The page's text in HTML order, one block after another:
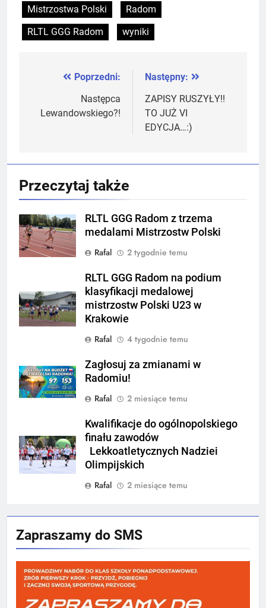
Mistrzostwa Polski
Radom
RLTL GGG Radom
wyniki
NawigacjaPoprzedni:
Następca
Lewandowskiego?!
Następny:
ZAPISY RUSZYŁY!!
TO JUŻ VI
EDYCJA…:)
Przeczytaj także
RLTL GGG Radom z trzema
medalami Mistrzostw Polski
Rafal
2 tygodnie temu
RLTL GGG Radom na podium
klasyfikacji medalowej
mistrzostw Polski U23 w
Krakowie
Rafal
4 tygodnie temu
Zagłosuj za zmianami w
Radomiu!
Rafal
2 miesiące temu
Kwalifikacje do ogólnopolskiego
finału zawodów
Lekkoatletycznych Nadziei
Olimpijskich
Rafal
2 miesiące temu
Zapraszamy do SMS